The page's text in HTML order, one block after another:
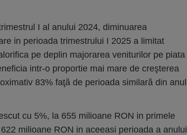
I al anului 2024, diminuarea
in perioada trimestrului I 2025 a limitat
pe deplin majorarea veniturilor pe piata
intr-o proportie mai mare de creşterea
83% faţă de perioada similară din anul
cu 5%, la 655 milioane RON in primele
milioane RON in aceeasi perioada a anului